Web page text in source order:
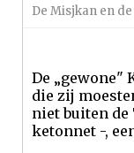
De Misjkan en
De „gewone"
die zij
niet buiten
ketonnet -,